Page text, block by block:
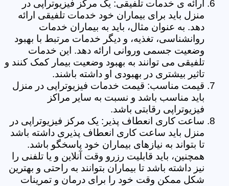
ارائه ی خدمات تلفیقی: یک مرکز فیزیوتراپی در
منزل باید برای بیماران خود خدمات تلفیقی ارائه
دهد. به عنوان مثال، باید به بیماران خدمات
روانشناسی، تغذیه، و دیگر خدمات مرتبط با بهبود
وضعیت جسمی وروانی ارائه دهد. این خدمات
تلفیقی می توانند به بهبود وضعیت بیمار کمک کنند و
تاثیر بیشتری در بهبودی او داشته باشند.
قیمت مناسب: قیمت خدمات فیزیوتراپی در منزل
باید مناسب باشد و نسبت به سایر مراکز
فیزیوتراپی رقابتی باشد.
ساعت کاری انعطاف پذیر: یک مرکز فیزیوتراپی در
منزل باید ساعت کاری انعطاف پذیری داشته باشد
تا بتواند به نیازهای بیماران خود پاسخگو باشد.
همچنین، باید قابلیت رزرو وقت آنلاین و یا تلفنی را
نیز داشته باشد تا بیماران بتوانند به راحتی و بهترین
شکل ممکن وقت خود را برای درمان و تمرینات